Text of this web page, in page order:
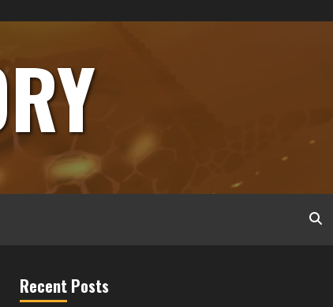
Recent Posts